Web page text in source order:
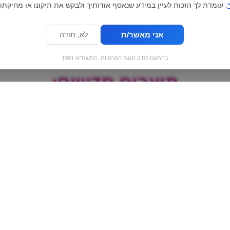
מוצרים חדשים:
. עומדת לך הזכות לעיין במידע שנאסף אודותיך ולבקש את תיקונו או
אני מאשר/ת לא, תודה
בהתאם לחוק הגנת הפרטיות, התשמ"א-1981